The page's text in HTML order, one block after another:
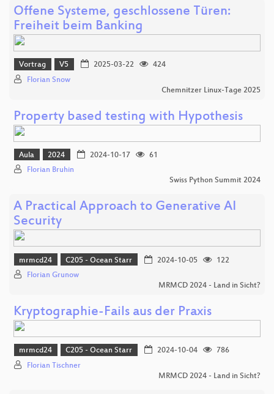
Offene Systeme, geschlossene Türen:
Freiheit beim Banking
Vortrag V5 2025-03-22
424
Florian Snow
Chemnitzer Linux-Tage 2025
Property based testing with Hypothesis
Aula 2024 2024-10-17
61
Florian Bruhin
Swiss Python Summit 2024
A Practical Approach to Generative AI
Security
mrmcd24 C205 - Ocean Starr 2024-10-05
122
Florian Grunow
MRMCD 2024 - Land in Sicht?
Kryptographie-Fails aus der Praxis
mrmcd24 C205 - Ocean Starr 2024-10-04
786
Florian Tischner
MRMCD 2024 - Land in Sicht?